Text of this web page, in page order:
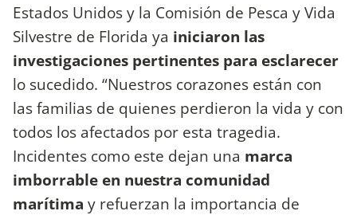
Estados Unidos y la Comisión de Pesca y Vida
Silvestre de Florida ya iniciaron las
investigaciones pertinentes para esclarecer
lo sucedido. “Nuestros corazones están con
las familias de quienes perdieron la vida y con
todos los afectados por esta tragedia.
Incidentes como este dejan una marca
imborrable en nuestra comunidad
marítima y refuerzan la importancia de